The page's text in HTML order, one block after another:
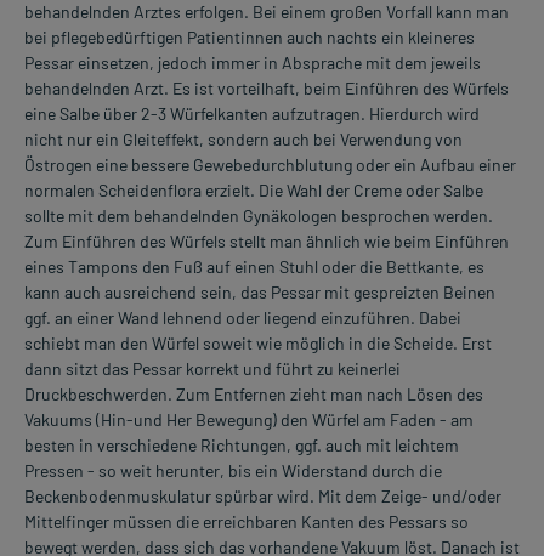
behandelnden Arztes erfolgen. Bei einem großen Vorfall kann man
bei pflegebedürftigen Patientinnen auch nachts ein kleineres
Pessar einsetzen, jedoch immer in Absprache mit dem jeweils
behandelnden Arzt. Es ist vorteilhaft, beim Einführen des Würfels
eine Salbe über 2-3 Würfelkanten aufzutragen. Hierdurch wird
nicht nur ein Gleiteffekt, sondern auch bei Verwendung von
Östrogen eine bessere Gewebedurchblutung oder ein Aufbau einer
normalen Scheidenflora erzielt. Die Wahl der Creme oder Salbe
sollte mit dem behandelnden Gynäkologen besprochen werden.
Zum Einführen des Würfels stellt man ähnlich wie beim Einführen
eines Tampons den Fuß auf einen Stuhl oder die Bettkante, es
kann auch ausreichend sein, das Pessar mit gespreizten Beinen
ggf. an einer Wand lehnend oder liegend einzuführen. Dabei
schiebt man den Würfel soweit wie möglich in die Scheide. Erst
dann sitzt das Pessar korrekt und führt zu keinerlei
Druckbeschwerden. Zum Entfernen zieht man nach Lösen des
Vakuums (Hin-und Her Bewegung) den Würfel am Faden - am
besten in verschiedene Richtungen, ggf. auch mit leichtem
Pressen - so weit herunter, bis ein Widerstand durch die
Beckenbodenmuskulatur spürbar wird. Mit dem Zeige- und/oder
Mittelfinger müssen die erreichbaren Kanten des Pessars so
bewegt werden, dass sich das vorhandene Vakuum löst. Danach ist